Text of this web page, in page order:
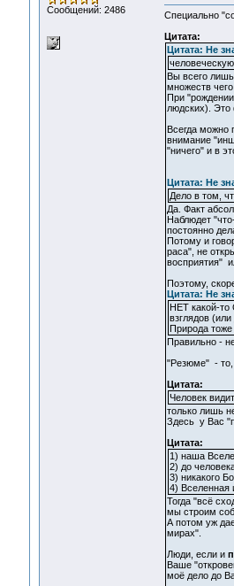
Сообщений: 2486
Специально
Цитата:
Цитата: Не
Вы всего
множеств
При
людских). Это
Всегда можно
внимание
"ничего" и в
Цитата: Не
Дело в том,
Да. Факт
Наблюдет
постоянно
Потому и
раса", не
восприятия"
Поэтому,
Цитата: Не
НЕТ какой-
взглядов
Природа
Правильно -
"Резюме" - то,
Цитата:
Человек
только лишь
Здесь у Вас
Цитата:
1) наша
2) до
3) никакого
4) Вселенная
Тогда "всё
мы строим
А потом уж
мирах".
Люди, если и
Ваше
моё дело до